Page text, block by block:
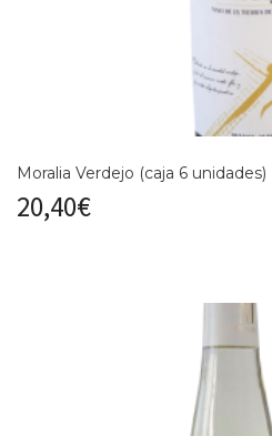
Moralia Verdejo (caja 6 unidades)
20,40€